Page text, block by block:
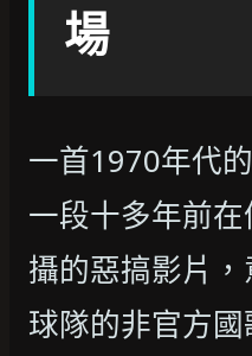
場
一首1970年代
一段十多年前
攝的惡搞影片
球隊的非官方